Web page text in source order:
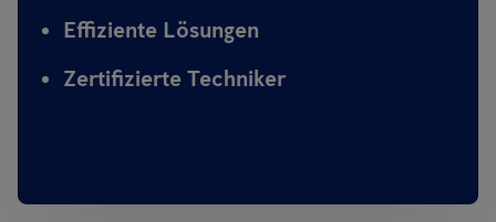
Effiziente Lösungen
Zertifizierte Techniker